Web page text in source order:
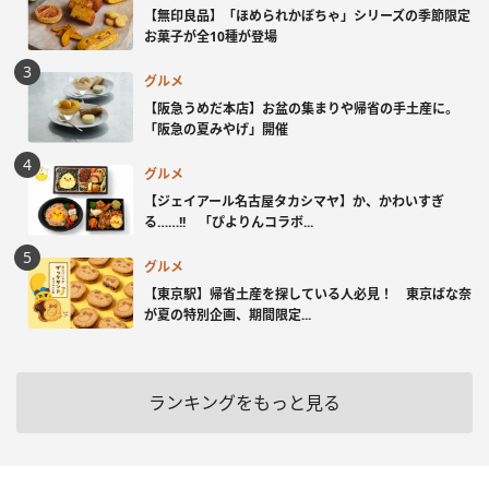
【無印良品】「ほめられかぼちゃ」シリーズの季節限定
お菓子が全10種が登場
グルメ
【阪急うめだ本店】お盆の集まりや帰省の手土産に。
「阪急の夏みやげ」開催
グルメ
【ジェイアール名古屋タカシマヤ】か、かわいすぎ
る……!! 「ぴよりんコラボ...
グルメ
【東京駅】帰省土産を探している人必見！ 東京ばな奈
が夏の特別企画、期間限定...
ランキングをもっと見る